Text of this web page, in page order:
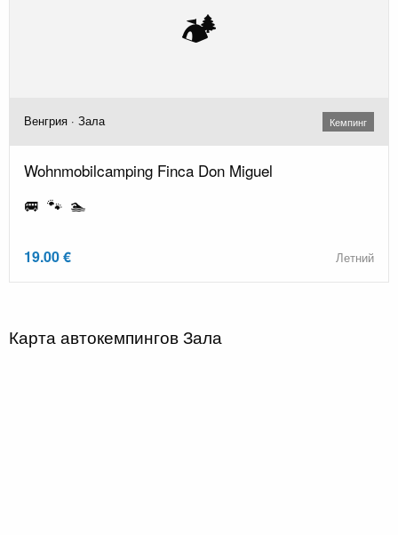
🏕️
Венгрия · Зала Кемпинг
Wohnmobilcamping Finca Don Miguel
🚐 🐾 🏊
19.00 € Летний
Карта автокемпингов Зала